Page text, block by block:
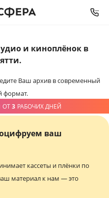
и киноплёнокв
Ваш архив в современный
формат.
ОТ3 РАБОЧИХ ДНЕЙ
ваш
кассеты и плёнки по
материал к нам — это